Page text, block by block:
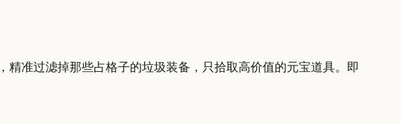
精准过滤掉那些占格子的垃圾装备，只拾取高价值的元宝道具。即